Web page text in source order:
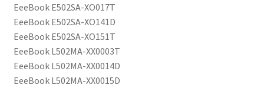
EeeBook E502SA-XO017T
EeeBook E502SA-XO141D
EeeBook E502SA-XO151T
EeeBook L502MA-XX0003T
EeeBook L502MA-XX0014D
EeeBook L502MA-XX0015D